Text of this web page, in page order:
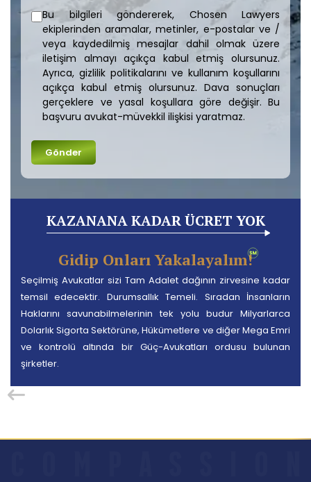
Bu bilgileri göndererek, Chosen Lawyers
ekiplerinden aramalar, metinler, e-postalar ve /
veya kaydedilmiş mesajlar dahil olmak üzere
iletişim almayı açıkça kabul etmiş olursunuz.
Ayrıca, gizlilik politikalarını ve kullanım koşullarını
açıkça kabul etmiş olursunuz. Dava sonuçları
gerçeklere ve yasal koşullara göre değişir. Bu
başvuru avukat-müvekkil ilişkisi yaratmaz.
KAZANANA KADAR ÜCRET YOK
Gidip Onları Yakalayalım!
Seçilmiş Avukatlar sizi Tam Adalet dağının zirvesine kadar
temsil edecektir. Durumsallık Temeli. Sıradan İnsanların
Haklarını savunabilmelerinin tek yolu budur Milyarlarca
Dolarlık Sigorta Sektörüne, Hükümetlere ve diğer Mega Emri
ve kontrolü altında bir Güç-Avukatları ordusu bulunan
şirketler.